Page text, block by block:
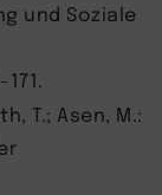
und Soziale
T.; Asen, M.: